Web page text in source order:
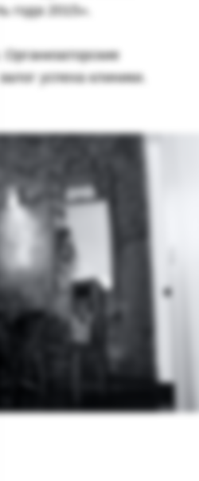
года 2015».
успеха клиники.